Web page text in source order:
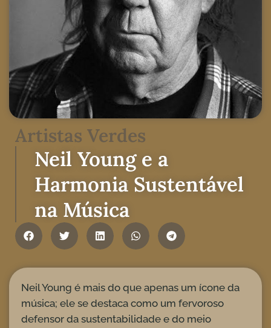
Artistas Verdes
Neil Young e a
Harmonia Sustentável
na Música
Neil Young é mais do que apenas um ícone da
música; ele se destaca como um fervoroso
defensor da sustentabilidade e do meio